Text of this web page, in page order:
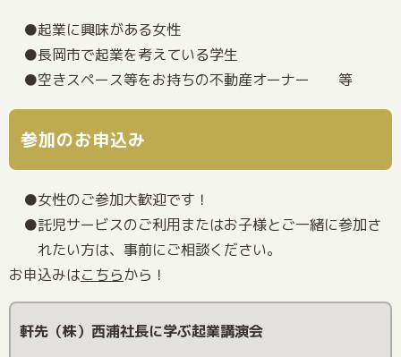
起業に興味がある女性
長岡市で起業を考えている学生
空きスペース等をお持ちの不動産オーナー 等
参加のお申込み
女性のご参加大歓迎です！
託児サービスのご利用またはお子様とご一緒に参加さ
れたい方は、事前にご相談ください。
お申込みはこちらから！
軒先（株）西浦社長に学ぶ起業講演会